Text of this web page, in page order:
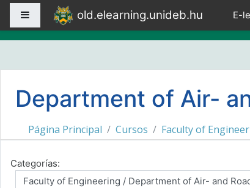
Salta al contenido principal
Panel lateralold.elearning.unideb.hu E-
Department of Air-
Página Principal Cursos Faculty of
Categorías: